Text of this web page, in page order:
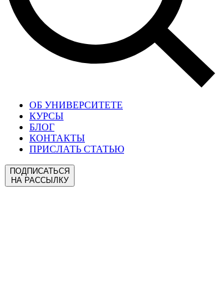
ОБ УНИВЕРСИТЕТЕ
КУРСЫ
БЛОГ
КОНТАКТЫ
ПРИСЛАТЬ СТАТЬЮ
ПОДПИСАТЬСЯ
НА РАССЫЛКУ